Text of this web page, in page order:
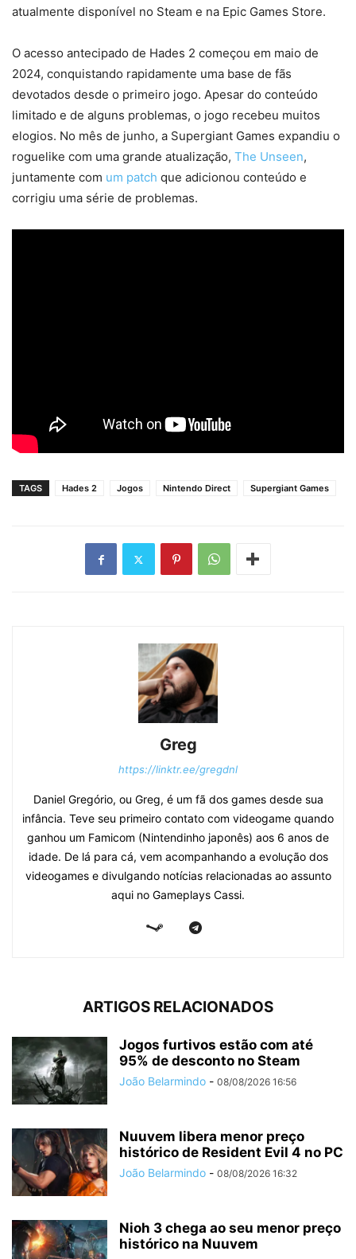
atualmente disponível no Steam e na Epic Games Store.
O acesso antecipado de Hades 2 começou em maio de
2024, conquistando rapidamente uma base de fãs
devotados desde o primeiro jogo. Apesar do conteúdo
limitado e de alguns problemas, o jogo recebeu muitos
elogios. No mês de junho, a Supergiant Games expandiu o
roguelike com uma grande atualização, The Unseen,
juntamente com um patch que adicionou conteúdo e
corrigiu uma série de problemas.
TAGS Hades 2 Jogos Nintendo Direct Supergiant Games
Greg
https://linktr.ee/gregdnl
Daniel Gregório, ou Greg, é um fã dos games desde sua
infância. Teve seu primeiro contato com videogame quando
ganhou um Famicom (Nintendinho japonês) aos 6 anos de
idade. De lá para cá, vem acompanhando a evolução dos
videogames e divulgando notícias relacionadas ao assunto
aqui no Gameplays Cassi.
ARTIGOS RELACIONADOS
Jogos furtivos estão com até
95% de desconto no Steam
João Belarmindo - 08/08/2026 16:56
Nuuvem libera menor preço
histórico de Resident Evil 4 no PC
João Belarmindo - 08/08/2026 16:32
Nioh 3 chega ao seu menor preço
histórico na Nuuvem